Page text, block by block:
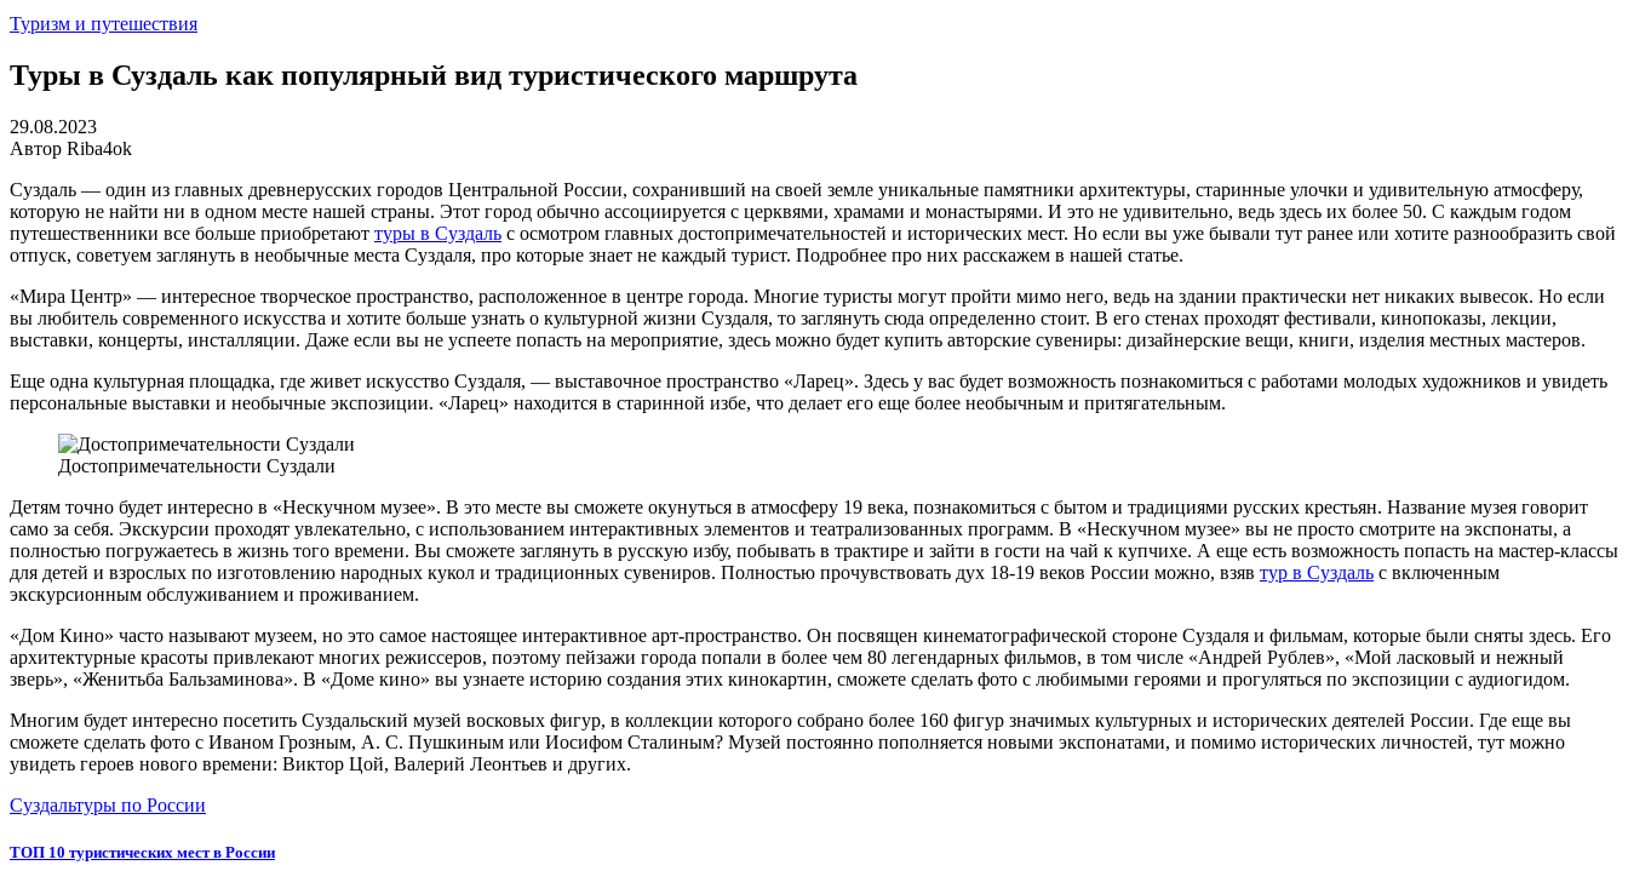
Туризм и путешествия
Туры в Суздаль как популярный вид туристического маршрута
29.08.2023
Автор Riba4ok
Суздаль — один из главных древнерусских городов Центральной России, сохранивший на своей земле уникальные памятники архитектуры, старинные улочки и удивительную атмосферу,
которую не найти ни в одном месте нашей страны. Этот город обычно ассоциируется с церквями, храмами и монастырями. И это не удивительно, ведь здесь их более 50. С каждым годом
путешественники все больше приобретают туры в Суздаль с осмотром главных достопримечательностей и исторических мест. Но если вы уже бывали тут ранее или хотите разнообразить свой
отпуск, советуем заглянуть в необычные места Суздаля, про которые знает не каждый турист. Подробнее про них расскажем в нашей статье.
«Мира Центр» — интересное творческое пространство, расположенное в центре города. Многие туристы могут пройти мимо него, ведь на здании практически нет никаких вывесок. Но если
вы любитель современного искусства и хотите больше узнать о культурной жизни Суздаля, то заглянуть сюда определенно стоит. В его стенах проходят фестивали, кинопоказы, лекции,
выставки, концерты, инсталляции. Даже если вы не успеете попасть на мероприятие, здесь можно будет купить авторские сувениры: дизайнерские вещи, книги, изделия местных мастеров.
Еще одна культурная площадка, где живет искусство Суздаля, — выставочное пространство «Ларец». Здесь у вас будет возможность познакомиться с работами молодых художников и увидеть
персональные выставки и необычные экспозиции. «Ларец» находится в старинной избе, что делает его еще более необычным и притягательным.
Достопримечательности Суздали
Детям точно будет интересно в «Нескучном музее». В это месте вы сможете окунуться в атмосферу 19 века, познакомиться с бытом и традициями русских крестьян. Название музея говорит
само за себя. Экскурсии проходят увлекательно, с использованием интерактивных элементов и театрализованных программ. В «Нескучном музее» вы не просто смотрите на экспонаты, а
полностью погружаетесь в жизнь того времени. Вы сможете заглянуть в русскую избу, побывать в трактире и зайти в гости на чай к купчихе. А еще есть возможность попасть на мастер-классы
для детей и взрослых по изготовлению народных кукол и традиционных сувениров. Полностью прочувствовать дух 18-19 веков России можно, взяв тур в Суздаль с включенным
экскурсионным обслуживанием и проживанием.
«Дом Кино» часто называют музеем, но это самое настоящее интерактивное арт-пространство. Он посвящен кинематографической стороне Суздаля и фильмам, которые были сняты здесь. Его
архитектурные красоты привлекают многих режиссеров, поэтому пейзажи города попали в более чем 80 легендарных фильмов, в том числе «Андрей Рублев», «Мой ласковый и нежный
зверь», «Женитьба Бальзаминова». В «Доме кино» вы узнаете историю создания этих кинокартин, сможете сделать фото с любимыми героями и прогуляться по экспозиции с аудиогидом.
Многим будет интересно посетить Суздальский музей восковых фигур, в коллекции которого собрано более 160 фигур значимых культурных и исторических деятелей России. Где еще вы
сможете сделать фото с Иваном Грозным, А. С. Пушкиным или Иосифом Сталиным? Музей постоянно пополняется новыми экспонатами, и помимо исторических личностей, тут можно
увидеть героев нового времени: Виктор Цой, Валерий Леонтьев и других.
Суздальтуры по России
ТОП 10 туристических мест в России